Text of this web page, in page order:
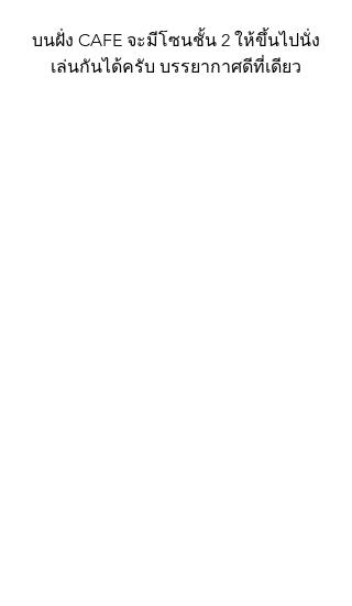
บนฝั่ง CAFE จะมีโซนชั้น 2 ให้ขึ้นไปนั่ง
เล่นกันได้ครับ บรรยากาศดีที่เดียว